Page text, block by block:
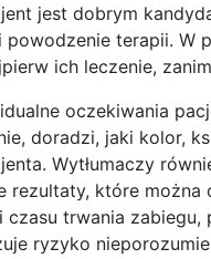
jest dobrym
powodzenie terapii.
ich leczenie,
oczekiwania
doradzi, jaki kolor,
Wytłumaczy
które można
trwania zabiegu,
ryzyko